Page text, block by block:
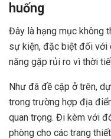
huống
Đây là hạng mục không
sự kiện, đặc biệt đối với
năng gặp rủi ro vì thời
Như đã đề cập ở trên,
trong trường hợp địa
quan trọng. Đi kèm với
phòng cho các trang